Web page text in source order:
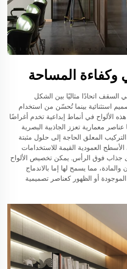
وكفاءة المساحة
السقف اتحادًا مثاليًا بين الشكل
استثنائية بينما تُحسّن من استخدام
الألواح في أنماط إبداعية تخدم أغراضًا
معمارية تعزز الجاذبية البصرية
المعلق الحاجة إلى حلول مثبتة
العمودية القيمة للاستخدامات
جذاب فوق الرأس. يمكن تخصيص الألواح
مما يسمح لها إما بالاندماج
أو الظهور كعناصر تصميمية